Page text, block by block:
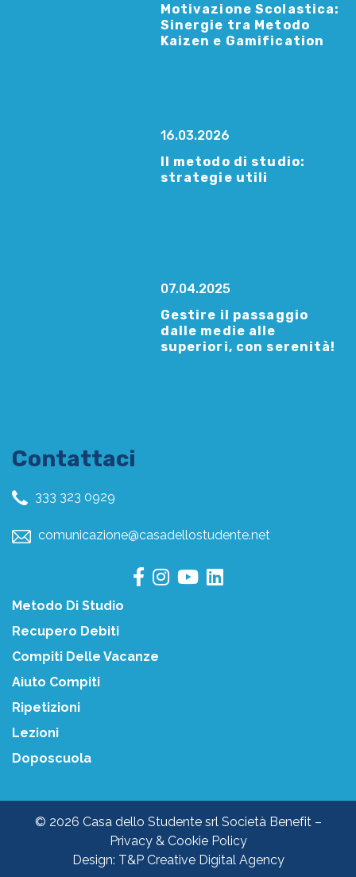
Motivazione Scolastica:
Sinergie tra Metodo
Kaizen e Gamification
16.03.2026
Il metodo di studio:
strategie utili
07.04.2025
Gestire il passaggio
dalle medie alle
superiori, con serenità!
Contattaci
333 323 0929
comunicazione@casadellostudente.net
Metodo Di Studio
Recupero Debiti
Compiti Delle Vacanze
Aiuto Compiti
Ripetizioni
Lezioni
Doposcuola
© 2026 Casa dello Studente srl Società Benefit –
Privacy & Cookie Policy
Design: T&P Creative Digital Agency